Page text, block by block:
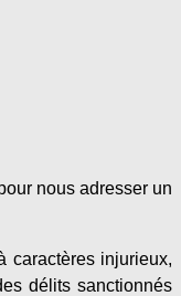
nous adresser un
caractères injurieux,
délits sanctionnés